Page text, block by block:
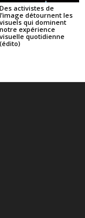
Des activistes de
l’image détournent les
visuels qui dominent
notre expérience
visuelle quotidienne
(édito)